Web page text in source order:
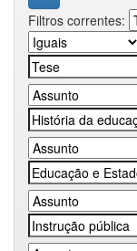
Filtros correntes: